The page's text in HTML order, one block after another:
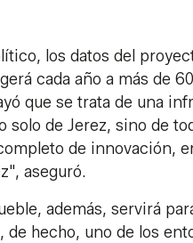
los datos del
cada año a más de
que se trata de una
solo de Jerez, sino de
de innovación,
aseguró.
además, servirá
de hecho, uno de los